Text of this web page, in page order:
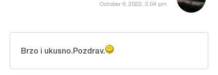
October 6, 2022, 2:04 pm
Brzo i ukusno.Pozdrav.